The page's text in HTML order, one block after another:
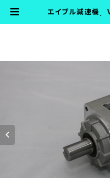
エイブル減速機